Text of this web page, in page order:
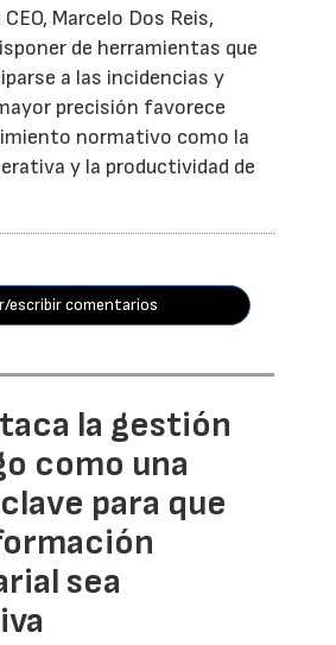
Marcelo Dos Reis,
de herramientas que
a las incidencias y
precisión favorece
normativo como la
y la productividad de
escribir comentarios
la gestión
como una
para que
sea